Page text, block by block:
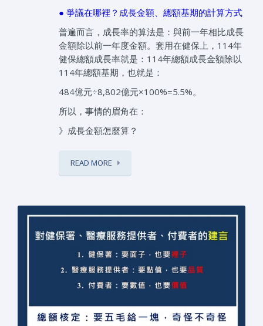
● 爭議在哪裡？成長金額、總額基期的計算方式
普遍而言，成長率的算法是：與前一年相比成長
金額除以前一年度金額。套用在健保上，114年
健保總額成長率就是：114年總額成長金額除以
114年總額基期，也就是：
484億元÷8,802億元×100%=5.5%。
所以，事情的眉角在：
》成長金額怎麼算？
READ MORE